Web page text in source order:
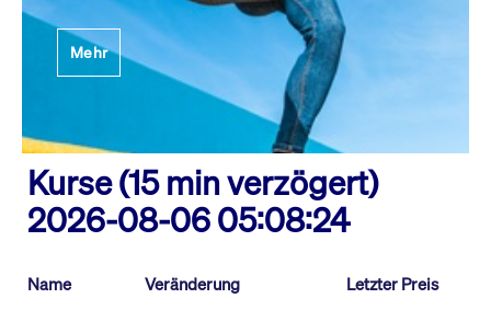
Mehr
Kurse (15 min verzögert)
2026-08-06 05:08:24
Name Veränderung Letzter Preis